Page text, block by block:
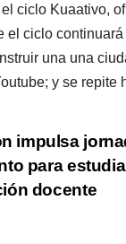
el ciclo Kuaativo,
el ciclo
una una
y se
impulsa
para
docente